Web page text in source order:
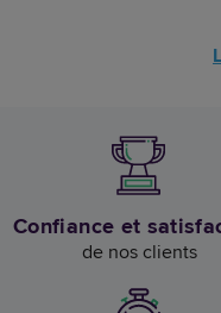
Confiance et
de nos clients